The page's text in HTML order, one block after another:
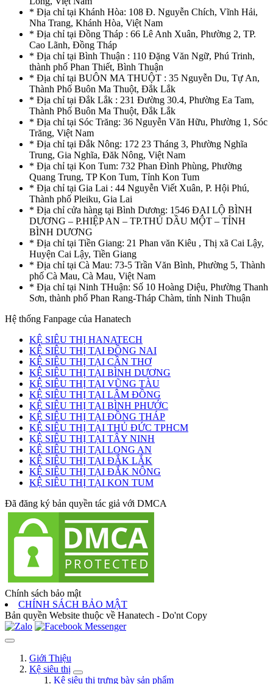
* Địa chỉ tại Khánh Hòa: 108 Đ. Nguyễn Chích, Vĩnh Hải,
Nha Trang, Khánh Hòa, Việt Nam
* Địa chỉ tại Đồng Tháp : 66 Lê Anh Xuân, Phường 2, TP.
Cao Lãnh, Đồng Tháp
* Địa chỉ tại Bình Thuận : 110 Đặng Văn Ngữ, Phú Trinh,
thành phố Phan Thiết, Bình Thuận
* Địa chỉ tại BUÔN MA THUỘT : 35 Nguyễn Du, Tự An,
Thành Phố Buôn Ma Thuột, Đắk Lắk
* Địa chỉ tại Đắk Lắk : 231 Đường 30.4, Phường Ea Tam,
Thành Phố Buôn Ma Thuột, Đắk Lắk
* Địa chỉ tại Sóc Trăng: 36 Nguyễn Văn Hữu, Phường 1, Sóc
Trăng, Việt Nam
* Địa chỉ tại Đắk Nông: 172 23 Tháng 3, Phường Nghĩa
Trung, Gia Nghĩa, Đăk Nông, Việt Nam
* Địa chỉ tại Kon Tum: 732 Phan Đình Phùng, Phường
Quang Trung, TP Kon Tum, Tỉnh Kon Tum
* Địa chỉ tại Gia Lai : 44 Nguyễn Viết Xuân, P. Hội Phú,
Thành phố Pleiku, Gia Lai
* Địa chỉ cửa hàng tại Bình Dương: 1546 ĐẠI LỘ BÌNH
DƯƠNG – P.HIỆP AN – TP.THỦ DẦU MỘT – TỈNH
BÌNH DƯƠNG
* Địa chỉ tại Tiền Giang: 21 Phan văn Kiêu , Thị xã Cai Lậy,
Huyện Cai Lậy, Tiền Giang
* Địa chỉ tại Cà Mau: 73-5 Trần Văn Bình, Phường 5, Thành
phố Cà Mau, Cà Mau, Việt Nam
* Địa chỉ tại Ninh THuận: Số 10 Hoàng Diệu, Phường Thanh
Sơn, thành phố Phan Rang-Tháp Chàm, tỉnh Ninh Thuận
Hệ thống Fanpage của Hanatech
KỆ SIÊU THỊ HANATECH
KỆ SIÊU THỊ TẠI ĐỒNG NAI
KỆ SIÊU THỊ TẠI CẦN THƠ
KỆ SIÊU THỊ TẠI BÌNH DƯƠNG
KỆ SIÊU THỊ TẠI VŨNG TÀU
KỆ SIÊU THỊ TẠI LÂM ĐỒNG
KỆ SIÊU THỊ TẠI BÌNH PHƯỚC
KỆ SIÊU THỊ TẠI ĐỒNG THÁP
KỆ SIÊU THỊ TẠI THỦ ĐỨC TPHCM
KỆ SIÊU THỊ TẠI TÂY NINH
KỆ SIÊU THỊ TẠI LONG AN
KỆ SIÊU THỊ TẠI ĐẮK LẮK
KỆ SIÊU THỊ TẠI ĐẮK NÔNG
KỆ SIÊU THỊ TẠI KON TUM
Đã đăng ký bản quyền tác giả với DMCA
Chính sách bảo mật
CHÍNH SÁCH BẢO MẬT
Bản quyền Website thuộc về Hanatech - Do'nt Copy
Giới Thiệu
Kệ siêu thị
Kệ siêu thị trưng bày sản phẩm